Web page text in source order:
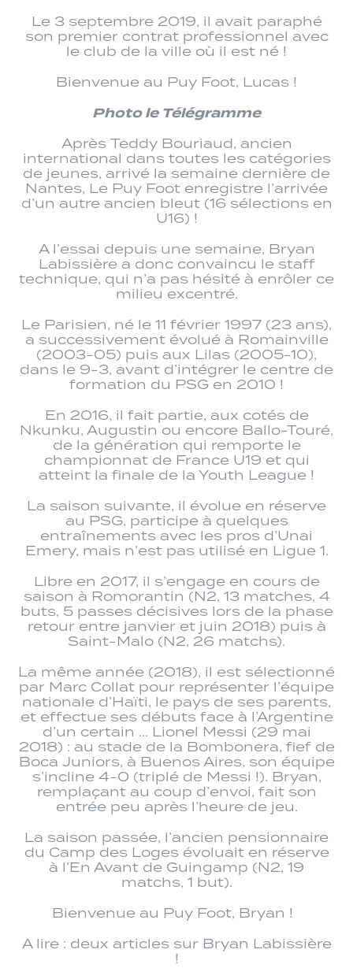
Le 3 septembre 2019, il avait paraphé
son premier contrat professionnel avec
le club de la ville où il est né !
Bienvenue au Puy Foot, Lucas !
Photo le Télégramme
Après Teddy Bouriaud, ancien
international dans toutes les catégories
de jeunes, arrivé la semaine dernière de
Nantes, Le Puy Foot enregistre l’arrivée
d’un autre ancien bleut (16 sélections en
U16) !
A l’essai depuis une semaine, Bryan
Labissière a donc convaincu le staff
technique, qui n’a pas hésité à enrôler ce
milieu excentré.
Le Parisien, né le 11 février 1997 (23 ans),
a successivement évolué à Romainville
(2003-05) puis aux Lilas (2005-10),
dans le 9-3, avant d’intégrer le centre de
formation du PSG en 2010 !
En 2016, il fait partie, aux cotés de
Nkunku, Augustin ou encore Ballo-Touré,
de la génération qui remporte le
championnat de France U19 et qui
atteint la finale de la Youth League !
La saison suivante, il évolue en réserve
au PSG, participe à quelques
entraînements avec les pros d’Unai
Emery, mais n’est pas utilisé en Ligue 1.
Libre en 2017, il s’engage en cours de
saison à Romorantin (N2, 13 matches, 4
buts, 5 passes décisives lors de la phase
retour entre janvier et juin 2018) puis à
Saint-Malo (N2, 26 matchs).
La même année (2018), il est sélectionné
par Marc Collat pour représenter l’équipe
nationale d’Haïti, le pays de ses parents,
et effectue ses débuts face à l’Argentine
d’un certain … Lionel Messi (29 mai
2018) : au stade de la Bombonera, fief de
Boca Juniors, à Buenos Aires, son équipe
s’incline 4-0 (triplé de Messi !). Bryan,
remplaçant au coup d’envoi, fait son
entrée peu après l’heure de jeu.
La saison passée, l’ancien pensionnaire
du Camp des Loges évoluait en réserve
à l’En Avant de Guingamp (N2, 19
matchs, 1 but).
Bienvenue au Puy Foot, Bryan !
A lire : deux articles sur Bryan Labissière
!